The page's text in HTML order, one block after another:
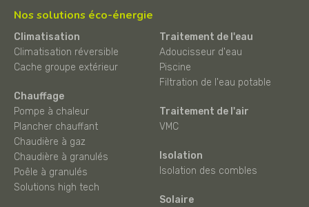
Nos solutions éco-énergie
Climatisation
Climatisation réversible
Cache groupe extérieur
Chauffage
Pompe à chaleur
Plancher chauffant
Chaudière à gaz
Chaudière à granulés
Poêle à granulés
Solutions high tech
Traitement de l'eau
Adoucisseur d'eau
Piscine
Filtration de l'eau potable
Traitement de l'air
VMC
Isolation
Isolation des combles
Solaire